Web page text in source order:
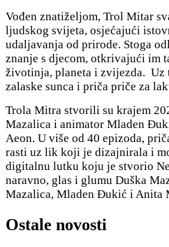
Vođen znatiželjom, Trol Mitar
ljudskog svijeta, osjećajući
udaljavanja od prirode. Stoga
znanje s djecom, otkrivajući im
životinja, planeta i zvijezda. Uz
zalaske sunca i priča priče za
Trola Mitra stvorili su krajem
Mazalica i animator Mladen
Aeon. U više od 40 epizoda,
rasti uz lik koji je dizajnirala i
digitalnu lutku koju je stvorio
naravno, glas i glumu Duška
Mazalica, Mladen Đukić i Anita
Ostale novosti